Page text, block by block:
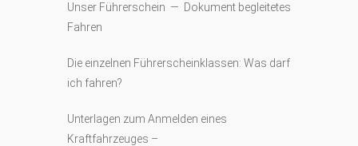
Unser Führerschein — Dokument begleitetes
Fahren
Die einzelnen Führerscheinklassen: Was darf
ich fahren?
Unterlagen zum Anmelden eines
Kraftfahrzeuges –